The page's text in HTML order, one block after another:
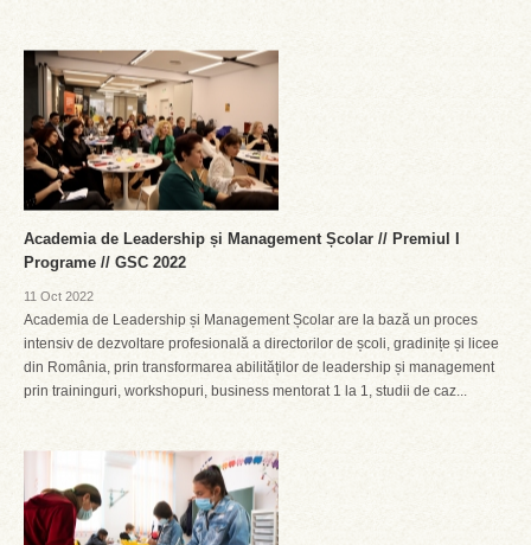
Academia de Leadership și Management Școlar // Premiul I
Programe // GSC 2022
11 Oct 2022
Academia de Leadership și Management Școlar are la bază un proces
intensiv de dezvoltare profesională a directorilor de școli, gradinițe și licee
din România, prin transformarea abilităților de leadership și management
prin traininguri, workshopuri, business mentorat 1 la 1, studii de caz...